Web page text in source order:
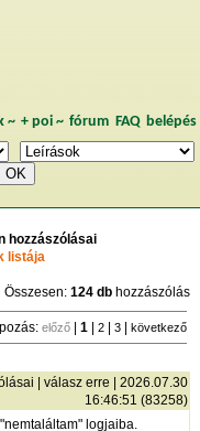
~ + poi~ fórum FAQ belépés
hozzászólásai
listája
Összesen:124 db hozzászólás
előző |1 | 2 | 3 |következő
|válasz erre | 2026.07.30
16:46:51 (83258)
logjaiba.